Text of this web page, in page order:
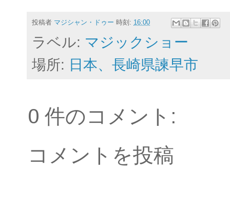
投稿者 マジシャン・ドゥー 時刻: 16:00
ラベル: マジックショー
場所: 日本、長崎県諫早市
0 件のコメント:
コメントを投稿